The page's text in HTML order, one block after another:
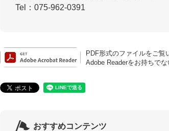
Tel：075-962-0391
PDF形式のファイルをご覧
Adobe Readerをお持ちで
おすすめコンテンツ